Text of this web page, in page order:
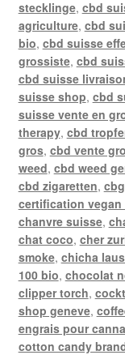
stecklinge, cbd
agriculture, cbd
bio, cbd suisse
grossiste, cbd
cbd suisse
suisse shop, cbd
suisse vente en
therapy, cbd
gros, cbd vente
weed, cbd weed
cbd zigaretten,
certification vegan
chanvre suisse,
chat coco, cher
smoke, chicha
100 bio, chocolat
clipper torch,
shop geneve,
engrais pour
cotton candy